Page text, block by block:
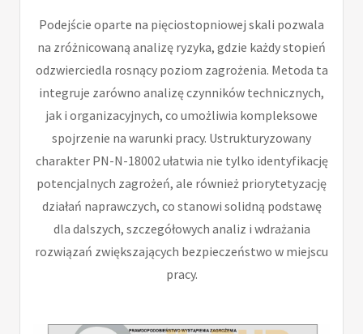
Podejście oparte na pięciostopniowej skali pozwala
na zróżnicowaną analizę ryzyka, gdzie każdy stopień
odzwierciedla rosnący poziom zagrożenia. Metoda ta
integruje zarówno analizę czynników technicznych,
jak i organizacyjnych, co umożliwia kompleksowe
spojrzenie na warunki pracy. Ustrukturyzowany
charakter PN-N-18002 ułatwia nie tylko identyfikację
potencjalnych zagrożeń, ale również priorytetyzację
działań naprawczych, co stanowi solidną podstawę
dla dalszych, szczegółowych analiz i wdrażania
rozwiązań zwiększających bezpieczeństwo w miejscu
pracy.